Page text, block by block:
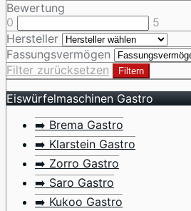
Bewertung
0
5
Hersteller
Fassungsvermögen
Filter zurücksetzen
Filtern
Eiswürfelmaschinen Gastro
➡️ Brema Gastro
➡️ Klarstein Gastro
➡️ Zorro Gastro
➡️ Saro Gastro
➡️ Kukoo Gastro